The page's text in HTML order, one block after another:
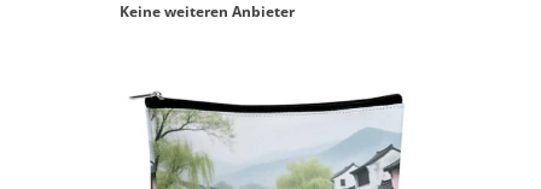
Keine weiteren Anbieter